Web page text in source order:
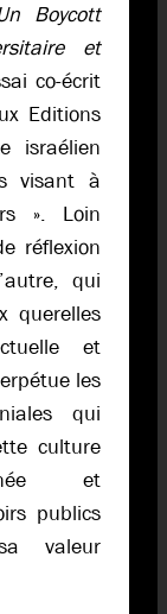
Boycott
et
co-écrit
Editions
israélien
visant à
». Loin
réflexion
qui
querelles
et
les
qui
culture
et
publics
valeur